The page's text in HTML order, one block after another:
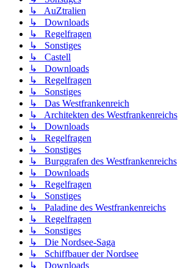
↳ AuZtralien
↳ Downloads
↳ Regelfragen
↳ Sonstiges
↳ Castell
↳ Downloads
↳ Regelfragen
↳ Sonstiges
↳ Das Westfrankenreich
↳ Architekten des Westfrankenreichs
↳ Downloads
↳ Regelfragen
↳ Sonstiges
↳ Burggrafen des Westfrankenreichs
↳ Downloads
↳ Regelfragen
↳ Sonstiges
↳ Paladine des Westfrankenreichs
↳ Regelfragen
↳ Sonstiges
↳ Die Nordsee-Saga
↳ Schiffbauer der Nordsee
↳ Downloads